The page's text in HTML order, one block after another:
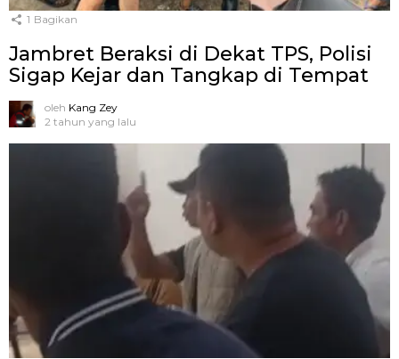
1 Bagikan
Jambret Beraksi di Dekat TPS, Polisi
Sigap Kejar dan Tangkap di Tempat
oleh Kang Zey
2 tahun yang lalu